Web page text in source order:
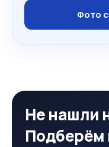
Фото
Не нашли
Подберём